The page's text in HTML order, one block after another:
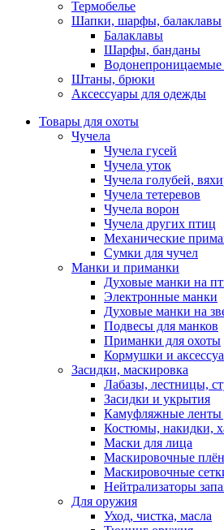
Термобелье
Шапки, шарфы, балаклавы
Балаклавы
Шарфы, банданы
Штаны, брюки
Аксессуары для одежды
Товары для охоты
Чучела
Чучела гусей
Чучела уток
Чучела голубей,
Чучела тетеревов
Чучела ворон
Чучела других птиц
Механические
Сумки для чучел
Манки и приманки
Духовые манки на
Электронные манки
Духовые манки на
Подвесы для манков
Приманки для охоты
Кормушки и
Засидки, маскировка
Лабазы, лестницы,
Засидки и укрытия
Камуфляжные ленты
Костюмы, накидки,
Маски для лица
Маскировочные
Маскировочные
Нейтрализаторы
Для оружия
Уход, чистка, масла